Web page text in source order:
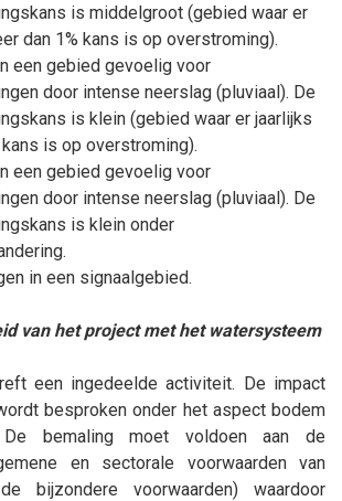
is middelgroot (gebied waar er
dan 1% kans is op overstroming).
een gebied gevoelig voor
door intense neerslag (pluviaal). De
is klein (gebied waar er jaarlijks
is op overstroming).
een gebied gevoelig voor
door intense neerslag (pluviaal). De
is klein onder
in een signaalgebied.
van het project met het watersysteem
een ingedeelde activiteit. De impact
besproken onder het aspect bodem
De bemaling moet voldoen aan de
en sectorale voorwaarden van
bijzondere voorwaarden) waardoor